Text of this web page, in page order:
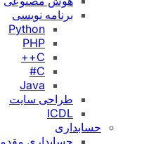
برنامه نویسی
Python
PHP
C++
C#
Java
طراحی سایت
ICDL
حسابداری
حسابداری